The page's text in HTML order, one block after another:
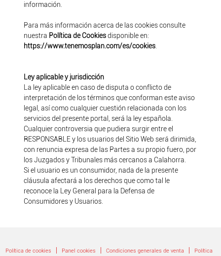
información.
Para más información acerca de las cookies consulte
nuestra Política de Cookiesdisponible en:
https://www.tenemosplan.com/es/cookies.
Ley aplicable y jurisdicción
La ley aplicable en caso de disputa o conflicto de
interpretación de los términos que conforman este aviso
legal, así como cualquier cuestión relacionada con los
servicios del presente portal, será la ley española.
Cualquier controversia que pudiera surgir entre el
RESPONSABLE y los usuarios del Sitio Web será dirimida,
con renuncia expresa de las Partes a su propio fuero, por
los Juzgados y Tribunales más cercanos a Calahorra.
Si el usuario es un consumidor, nada de la presente
cláusula afectará a los derechos que como tal le
reconoce la Ley General para la Defensa de
Consumidores y Usuarios.
Política de cookies Panel cookies Condiciones generales de venta Política